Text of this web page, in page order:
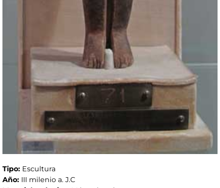
Tipo: Escultura
Año: III milenio a. J.C